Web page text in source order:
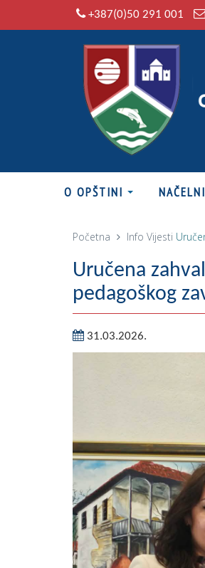
+387(0)50 291 001
O OPŠTINI
Početna Info Vijesti
Uručena
pedagoškog
31.03.2026.